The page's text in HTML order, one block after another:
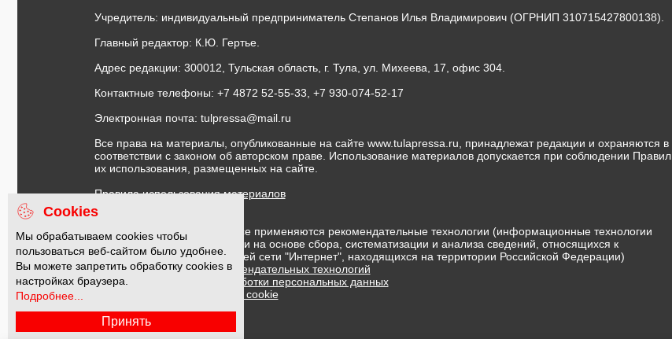
Учредитель: индивидуальный предприниматель Степанов Илья Владимирович (ОГРНИП 310715427800138).
Главный редактор: К.Ю. Гертье.
Адрес редакции: 300012, Тульская область, г. Тула, ул. Михеева, 17, офис 304.
Контактные телефоны: +7 4872 52-55-33, +7 930-074-52-17
Электронная почта: tulpressa@mail.ru
Все права на материалы, опубликованные на сайте www.tulapressa.ru, принадлежат редакции и охраняются в
соответствии с законом об авторском праве. Использование материалов допускается при соблюдении Правил
их использования, размещенных на сайте.
Правила использования материалов
Договор публичной оферты
На информационном ресурсе применяются рекомендательные технологии (информационные технологии
предоставления информации на основе сбора, систематизации и анализа сведений, относящихся к
предпочтениям пользователей сети "Интернет", находящихся на территории Российской Федерации)
Правила применения рекомендательных технологий
Политика в отношении обработки персональных данных
Политика обработки файлов cookie
Cookies
Мы обрабатываем cookies чтобы
пользоваться веб-сайтом было удобнее.
Вы можете запретить обработку cookies в
настройках браузера.
Подробнее...
Принять